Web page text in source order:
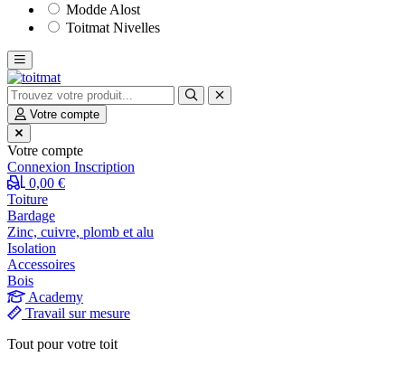
Modde Alost
Toitmat Nivelles
Votre compte
Votre compte
Connexion Inscription
0,00 €
Toiture
Bardage
Zinc, cuivre, plomb et alu
Isolation
Accessoires
Bois
Academy
Travail sur mesure
Tout pour votre toit